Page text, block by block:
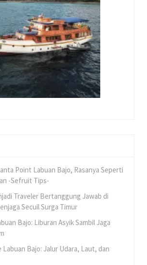
Point Labuan Bajo, Rasanya Seperti
-Sefruit Tips-
Traveler Bertanggung Jawab di
Secuil Surga Timur
Bajo: Liburan Asyik Sambil Jaga
Bajo: Jalur Udara, Laut, dan